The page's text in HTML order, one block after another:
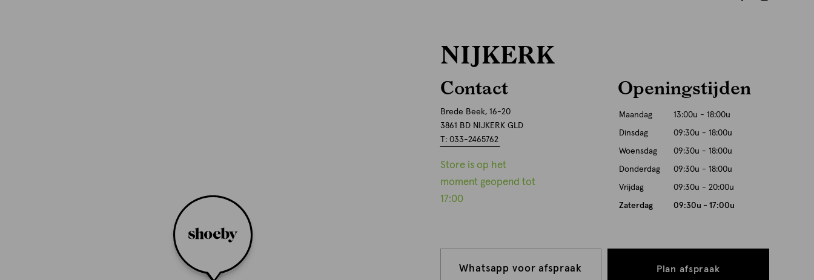
NIJKERK
Contact
Brede Beek, 16-20
3861 BD NIJKERK GLD
T: 033-2465762
Store is op het
moment geopend tot
17:00
Whatsapp voor afspraak Plan afspraak
Openingstijden
Maandag 13:00u - 18:00u
Dinsdag 09:30u - 18:00u
Woensdag 09:30u - 18:00u
Donderdag 09:30u - 18:00u
Vrijdag 09:30u - 20:00u
Zaterdag 09:30u - 17:00u